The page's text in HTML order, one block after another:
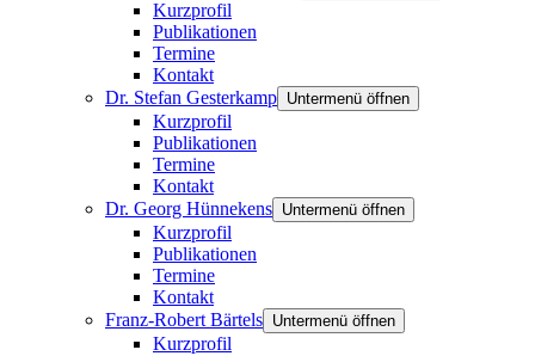
Kurzprofil
Publikationen
Termine
Kontakt
Dr. Stefan Gesterkamp Untermenü öffnen
Kurzprofil
Publikationen
Termine
Kontakt
Dr. Georg Hünnekens Untermenü öffnen
Kurzprofil
Publikationen
Termine
Kontakt
Franz-Robert Bärtels Untermenü öffnen
Kurzprofil